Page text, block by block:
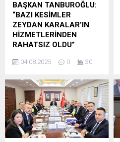
BAŞKAN TANBUROĞLU:
“BAZI KESİMLER
ZEYDAN KARALAR’IN
HİZMETLERİNDEN
RAHATSIZ OLDU”
Cumhuriyet Halk Partisi
(CHP) Adana İl Başkanlığı
belediye başkanları Zeydan
Karalar, Oya Tekin ve Kadir
Aydar’ın haksız ve hukuka
aykırı bir şekilde
tutuklanması ve ardından
görevden uzaklaştırılması
04.08.2025 0 30